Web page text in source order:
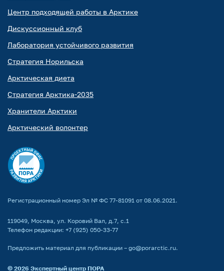
Центр подходящей работы в Арктике
Дискуссионный клуб
Лаборатория устойчивого развития
Стратегия Норильска
Арктическая диета
Стратегия Арктика-2035
Хранители Арктики
Арктический волонтер
Регистрационный номер Эл № ФС 77-81091 от 08.06.2021.
119049, Москва, ул. Коровий Вал, д.7, с.1
Телефон редакции: +7 (925) 050-33-77
Предложить материал для публикации – go@porarctic.ru.
© 2026 Экспертный центр ПОРА